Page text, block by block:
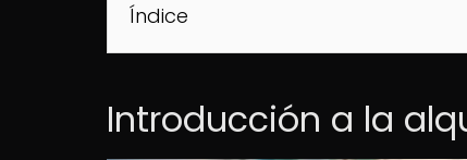
Índice
Introducción a la